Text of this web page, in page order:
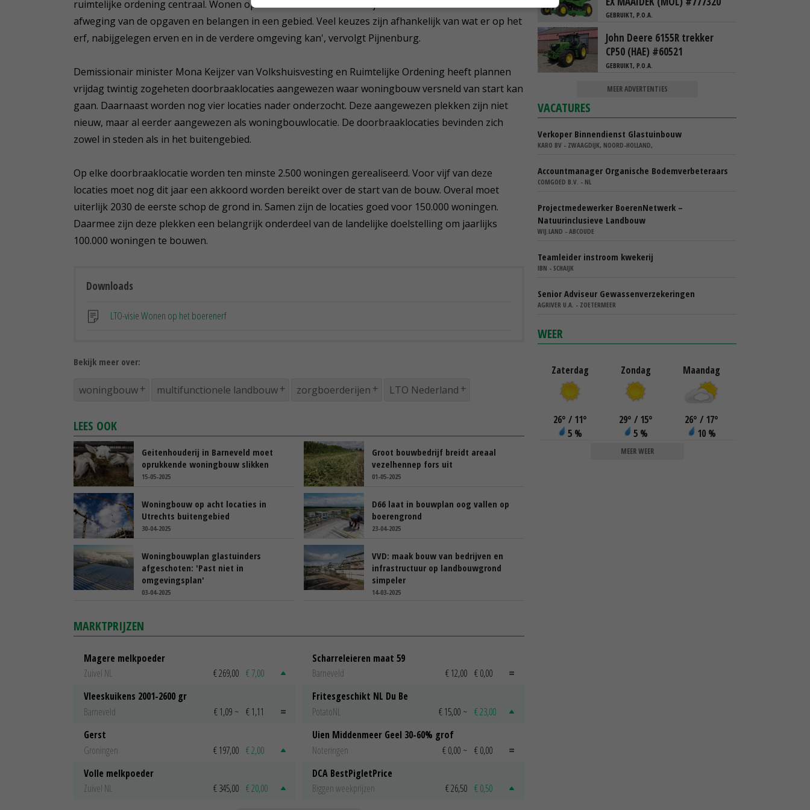
ruimtelijke ordening centraal. Wonen op het boerenerf betreft altijd lokaal maatwerk en een
afweging van de opgaven en belangen in een gebied. Veel keuzes zijn afhankelijk van wat er op het
erf, nabijgelegen erven en in de verdere omgeving kan', vervolgt Pijnenburg.
Demissionair minister Mona Keijzer van Volkshuisvesting en Ruimtelijke Ordening heeft plannen
vrijdag twintig zogeheten doorbraaklocaties aangewezen waar woningbouw versneld van start kan
gaan. Daarnaast worden nog vier locaties nader onderzocht. Deze aangewezen plekken zijn niet
nieuw, maar al eerder aangewezen als woningbouwlocatie. De doorbraaklocaties bevinden zich
zowel in steden als in het buitengebied.
Op elke doorbraaklocatie worden ten minste 2.500 woningen gerealiseerd. Voor vijf van deze
locaties moet nog dit jaar een akkoord worden bereikt over de start van de bouw. Overal moet
uiterlijk 2030 de eerste schop de grond in. Samen zijn de locaties goed voor 150.000 woningen.
Daarmee zijn deze plekken een belangrijk onderdeel van de landelijke doelstelling om jaarlijks
100.000 woningen te bouwen.
Downloads
LTO-visie Wonen op het boerenerf
Bekijk meer over:
woningbouw multifunctionele landbouw zorgboerderijen LTO Nederland
LEES OOK
Geitenhouderij in Barneveld moet
oprukkende woningbouw slikken
15-05-2025
Groot bouwbedrijf breidt areaal
vezelhennep fors uit
01-05-2025
Woningbouw op acht locaties in
Utrechts buitengebied
30-04-2025
D66 laat in bouwplan oog vallen op
boerengrond
23-04-2025
Woningbouwplan glastuinders
afgeschoten: 'Past niet in
omgevingsplan'
03-04-2025
VVD: maak bouw van bedrijven en
infrastructuur op landbouwgrond
simpeler
14-03-2025
MARKTPRIJZEN
Magere melkpoeder
Zuivel NL
€ 269,00 € 7,00
Vleeskuikens 2001-2600 gr
Barneveld
€ 1,09 ~ € 1,11
Gerst
Groningen
€ 197,00 € 2,00
Volle melkpoeder
Zuivel NL
€ 345,00 € 20,00
Scharreleieren maat 59
Barneveld
€ 12,00 € 0,00
Fritesgeschikt NL Du Be
PotatoNL
€ 15,00 ~ € 23,00
Uien Middenmeer Geel 30-60% grof
Noteringen
€ 0,00 ~ € 0,00
DCA BestPigletPrice
Biggen weekprijzen
€ 26,50 € 0,50
GEBRUIKT, P.O.A.
John Deere 6155R trekker
CP50 (HAE) #60521
GEBRUIKT, P.O.A.
MEER ADVERTENTIES
VACATURES
Verkoper Binnendienst Glastuinbouw
KARO BV - ZWAAGDIJK, NOORD-HOLLAND,
Accountmanager Organische Bodemverbeteraars
COMGOED B.V. - NL
Projectmedewerker BoerenNetwerk –
Natuurinclusieve Landbouw
WIJ.LAND - ABCOUDE
Teamleider instroom kwekerij
IBN - SCHAIJK
Senior Adviseur Gewassenverzekeringen
AGRIVER U.A. - ZOETERMEER
WEER
Zaterdag
26° / 11°
5 %
Zondag
29° / 15°
5 %
Maandag
26° / 17°
10 %
MEER WEER